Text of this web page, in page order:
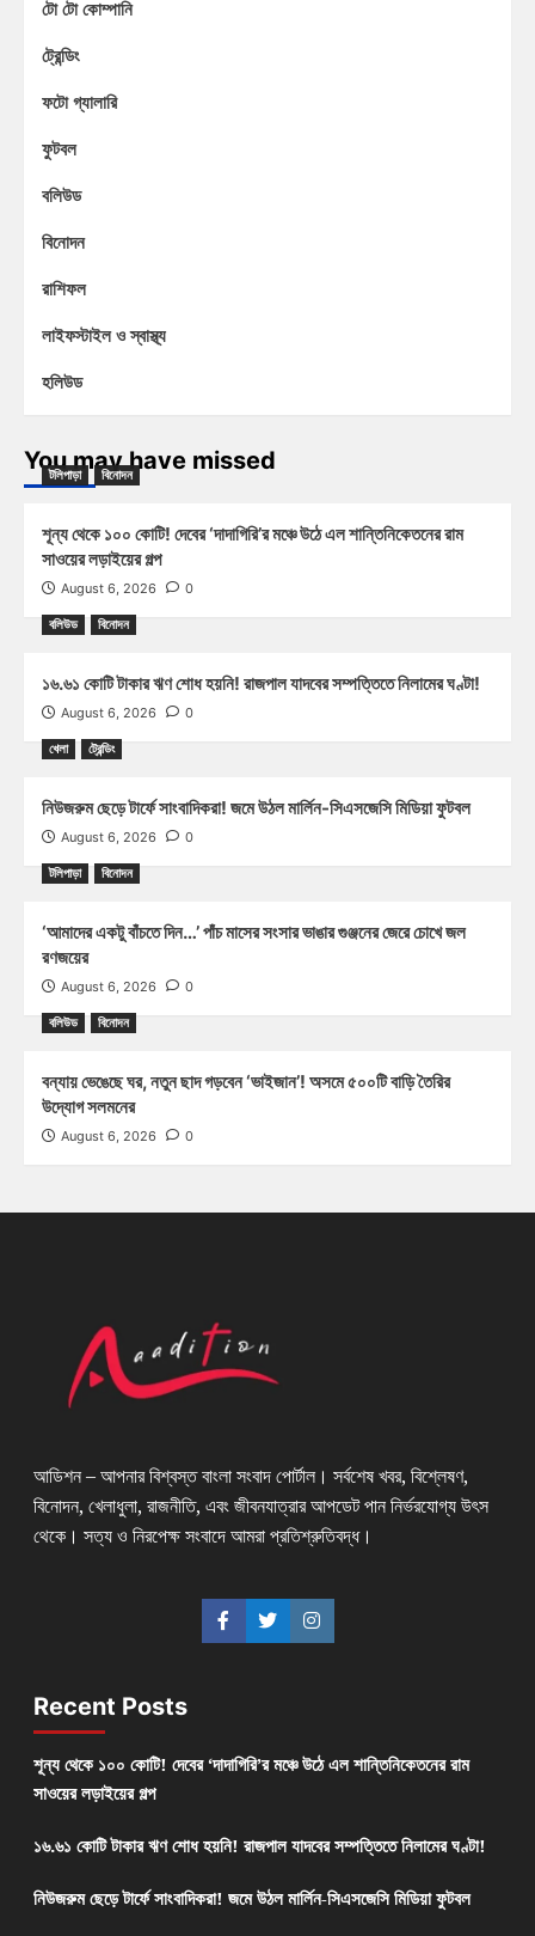
টো টো কোম্পানি
ট্রেন্ডিং
ফটো গ্যালারি
ফুটবল
বলিউড
বিনোদন
রাশিফল
লাইফস্টাইল ও স্বাস্থ্য
হলিউড
You may have missed
টলিপাড়া বিনোদন
শূন্য থেকে ১০০ কোটি! দেবের ‘দাদাগিরি’র মঞ্চে উঠে এল শান্তিনিকেতনের রাম
সাওয়ের লড়াইয়ের গল্প
August 6, 2026 0
বলিউড বিনোদন
১৬.৬১ কোটি টাকার ঋণ শোধ হয়নি! রাজপাল যাদবের সম্পত্তিতে নিলামের ঘণ্টা!
August 6, 2026 0
খেলা ট্রেন্ডিং
নিউজরুম ছেড়ে টার্ফে সাংবাদিকরা! জমে উঠল মার্লিন-সিএসজেসি মিডিয়া ফুটবল
August 6, 2026 0
টলিপাড়া বিনোদন
‘আমাদের একটু বাঁচতে দিন…’ পাঁচ মাসের সংসার ভাঙার গুঞ্জনের জেরে চোখে জল
রণজয়ের
August 6, 2026 0
বলিউড বিনোদন
বন্যায় ভেঙেছে ঘর, নতুন ছাদ গড়বেন ‘ভাইজান’! অসমে ৫০০টি বাড়ি তৈরির
উদ্যোগ সলমনের
August 6, 2026 0
আডিশন – আপনার বিশ্বস্ত বাংলা সংবাদ পোর্টাল। সর্বশেষ খবর, বিশ্লেষণ,
বিনোদন, খেলাধুলা, রাজনীতি, এবং জীবনযাত্রার আপডেট পান নির্ভরযোগ্য উৎস
থেকে। সত্য ও নিরপেক্ষ সংবাদে আমরা প্রতিশ্রুতিবদ্ধ।
Recent Posts
শূন্য থেকে ১০০ কোটি! দেবের ‘দাদাগিরি’র মঞ্চে উঠে এল শান্তিনিকেতনের রাম
সাওয়ের লড়াইয়ের গল্প
১৬.৬১ কোটি টাকার ঋণ শোধ হয়নি! রাজপাল যাদবের সম্পত্তিতে নিলামের ঘণ্টা!
নিউজরুম ছেড়ে টার্ফে সাংবাদিকরা! জমে উঠল মার্লিন-সিএসজেসি মিডিয়া ফুটবল